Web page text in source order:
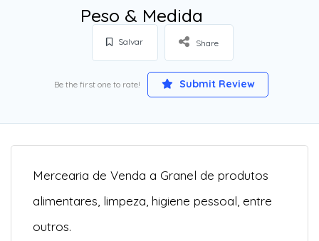
Peso & Medida
Salvar Share
Be the first one to rate! Submit Review
Mercearia de Venda a Granel de produtos
alimentares, limpeza, higiene pessoal, entre
outros.